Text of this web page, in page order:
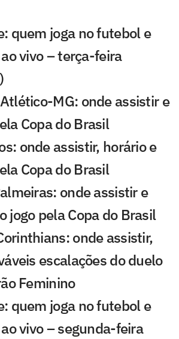
quem joga no futebol e
vivo – terça-feira
MG: onde assistir e
Copa do Brasil
onde assistir, horário e
Copa do Brasil
onde assistir e
jogo pela Copa do Brasil
onde assistir,
escalações do duelo
Feminino
quem joga no futebol e
vivo – segunda-feira